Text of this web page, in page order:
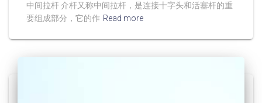
中间拉杆 介杆又称中间拉杆，是连接十字头和活塞杆的重
要组成部分，它的作 Read more